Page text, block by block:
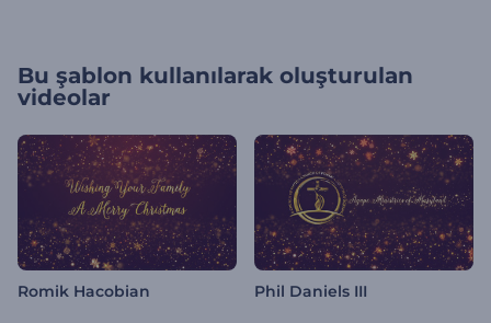
Bu şablon kullanılarak oluşturulan
videolar
Romik Hacobian Phil Daniels III